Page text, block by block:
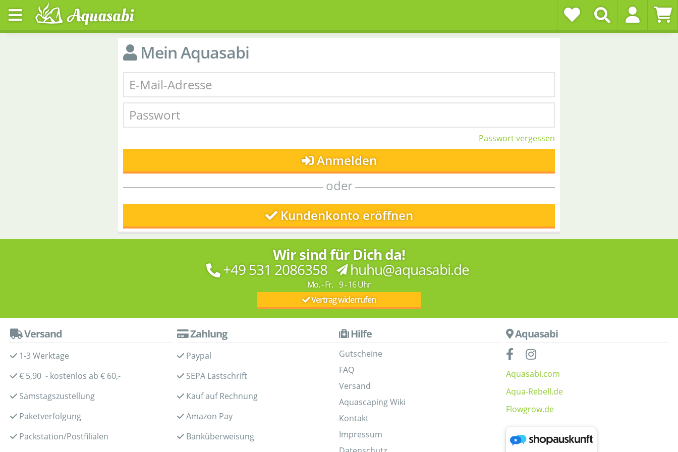
Mein Aquasabi
Passwort vergessen
Anmelden
oder
Kundenkonto eröffnen
Wir sind für Dich da!
+49 531 2086358 huhu@aquasabi.de
Mo. - Fr. 9 - 16 Uhr
Vertrag widerrufen
Versand
1-3 Werktage
€ 5,90 - kostenlos ab € 60,-
Samstagszustellung
Paketverfolgung
Packstation/Postfilialen
Zahlung
Paypal
SEPA Lastschrift
Kauf auf Rechnung
Amazon Pay
Banküberweisung
Hilfe
Gutscheine
FAQ
Versand
Aquascaping Wiki
Kontakt
Impressum
Aquasabi
Aquasabi.com
Aqua-Rebell.de
Flowgrow.de